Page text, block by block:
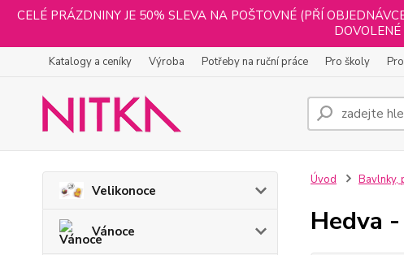
CELÉ PRÁZDNINY JE 50% SLEVA NA POŠTOVNÉ (PŘÍ
Katalogy a ceníky Výroba Potřeby na ruční práce Pro školy
Velikonoce
Vánoce
Úvod Bavlnky,
Hedva